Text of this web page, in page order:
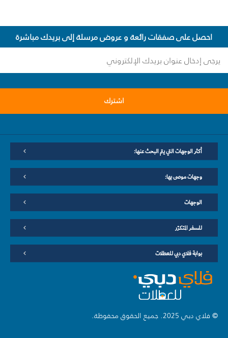
احصل على صفقات رائعة و عروض مرسلة إلى بريدك مباشرة
اشترك
أكثر الوجهات التي يتم البحث عنها:
وجهات موصى بها:
الوجهات
للسفر المتكرّر
بوابة فلاي دبي للعطلات
© فلاي دبي 2025. جميع الحقوق محفوظة.